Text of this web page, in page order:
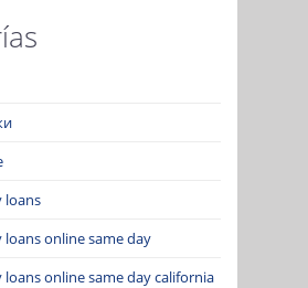
loans
loans online same day
loans online same day california